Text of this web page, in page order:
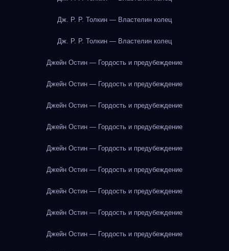
Дж. Р. Р. Толкин — Властелин колец
Дж. Р. Р. Толкин — Властелин колец
Джейн Остин — Гордость и предубеждение
Джейн Остин — Гордость и предубеждение
Джейн Остин — Гордость и предубеждение
Джейн Остин — Гордость и предубеждение
Джейн Остин — Гордость и предубеждение
Джейн Остин — Гордость и предубеждение
Джейн Остин — Гордость и предубеждение
Джейн Остин — Гордость и предубеждение
Джейн Остин — Гордость и предубеждение